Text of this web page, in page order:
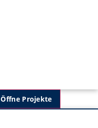
Öffne Projekte